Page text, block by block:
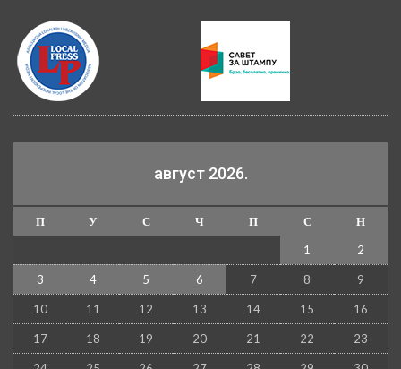
август 2026.
П У С Ч П С
Н
1
2
3 4 5 6 7 8 9
10 11 12 13 14 15 16
17 18 19 20 21 22 23